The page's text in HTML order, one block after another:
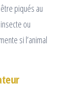
piqués au
ou
si l’animal